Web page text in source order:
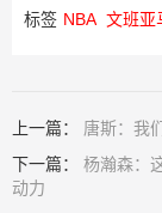
标签 NBA 文班亚
上一篇： 唐斯：我
下一篇： 杨瀚森：
动力